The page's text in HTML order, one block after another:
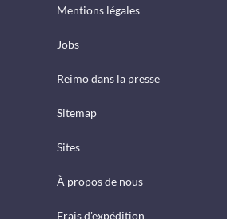
Mentions légales
Jobs
Reimo dans la presse
Sitemap
Sites
À propos de nous
Frais d'expédition